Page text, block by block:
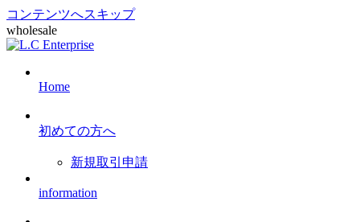
コンテンツへスキップ
wholesale
Home
初めての方へ
新規取引申請
information